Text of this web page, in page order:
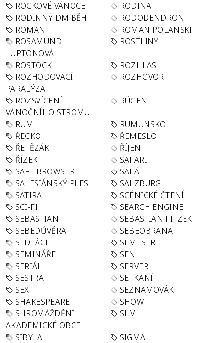
ROCKOVÉ VÁNOCE
RODINA
RODINNÝ DM BĚH
RODODENDRON
ROMÁN
ROMAN POLANSKI
ROSAMUND
LUPTONOVÁ
ROSTLINY
ROSTOCK
ROZHLAS
ROZHODOVACÍ
PARALÝZA
ROZHOVOR
ROZSVÍCENÍ
VÁNOČNÍHO STROMU
RÜGEN
RUM
RUMUNSKO
ŘECKO
ŘEMESLO
ŘETĚZÁK
ŘÍJEN
ŘÍZEK
SAFARI
SAFE BROWSER
SALÁT
SALESIÁNSKÝ PLES
SALZBURG
SATIRA
SCÉNICKÉ ČTENÍ
SCI-FI
SEARCH ENGINE
SEBASTIAN
SEBASTIAN FITZEK
SEBEDŮVĚRA
SEBEOBRANA
SEDLÁCI
SEMESTR
SEMINÁŘE
SEN
SERIÁL
SERVER
SESTRA
SETKÁNÍ
SEX
SEZNAMOVÁK
SHAKESPEARE
SHOW
SHROMÁŽDĚNÍ
AKADEMICKÉ OBCE
SHV
SIBYLA
SIGMA